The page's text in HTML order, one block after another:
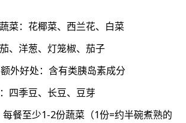
菜：花椰菜、西兰花、白菜
、洋葱、灯笼椒、茄子
外好处：含有类胰岛素成分
四季豆、长豆、豆芽
每餐至少1-2份蔬菜（1份=约半碗煮熟的